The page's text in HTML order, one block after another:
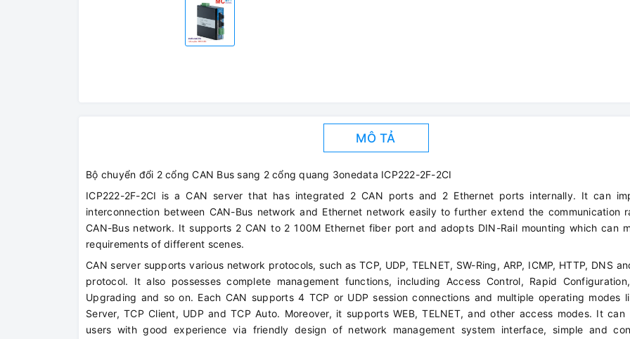
MÔ TẢ
Bộ chuyển đổi 2 cổng CAN Bus sang 2 cổng quang 3onedata ICP222-2F-2CI
ICP222-2F-2CI is a CAN server that has integrated 2 CAN ports and 2 Ethernet ports internally. It can
interconnection between CAN-Bus network and Ethernet network easily to further extend the communication
CAN-Bus network. It supports 2 CAN to 2 100M Ethernet fiber port and adopts DIN-Rail mounting which can
requirements of different scenes.
CAN server supports various network protocols, such as TCP, UDP, TELNET, SW-Ring, ARP, ICMP, HTTP, DNS
protocol. It also possesses complete management functions, including Access Control, Rapid
Upgrading and so on. Each CAN supports 4 TCP or UDP session connections and multiple operating modes
Server, TCP Client, UDP and TCP Auto. Moreover, it supports WEB, TELNET, and other access modes. It can
users with good experience via friendly design of network management system interface, simple and